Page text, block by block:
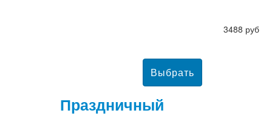
3488 руб
Праздничный